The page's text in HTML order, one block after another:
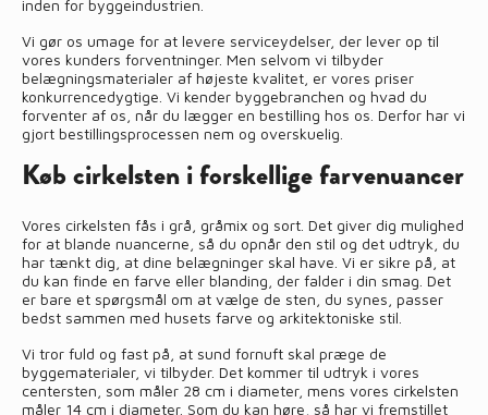
inden for byggeindustrien.
Vi gør os umage for at levere serviceydelser, der lever op til
vores kunders forventninger. Men selvom vi tilbyder
belægningsmaterialer af højeste kvalitet, er vores priser
konkurrencedygtige. Vi kender byggebranchen og hvad du
forventer af os, når du lægger en bestilling hos os. Derfor har vi
gjort bestillingsprocessen nem og overskuelig.
Køb cirkelsten i forskellige farvenuancer
Vores cirkelsten fås i grå, gråmix og sort. Det giver dig mulighed
for at blande nuancerne, så du opnår den stil og det udtryk, du
har tænkt dig, at dine belægninger skal have. Vi er sikre på, at
du kan finde en farve eller blanding, der falder i din smag. Det
er bare et spørgsmål om at vælge de sten, du synes, passer
bedst sammen med husets farve og arkitektoniske stil.
Vi tror fuld og fast på, at sund fornuft skal præge de
byggematerialer, vi tilbyder. Det kommer til udtryk i vores
centersten, som måler 28 cm i diameter, mens vores cirkelsten
måler 14 cm i diameter. Som du kan høre, så har vi fremstillet